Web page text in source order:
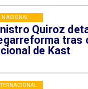
Quiroz
tras
de Kast
NACIONAL